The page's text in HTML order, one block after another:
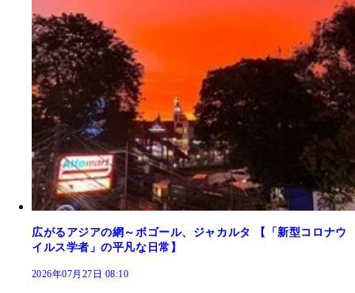
広がるアジアの網～ボゴール、ジャカルタ 【「新型コロナウ
イルス学者」の平凡な日常】
2026年07月27日 08:10